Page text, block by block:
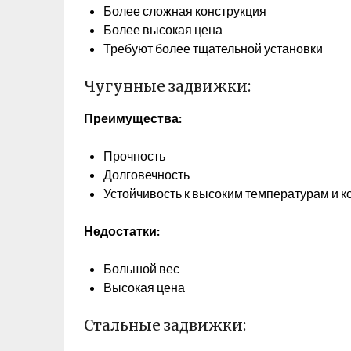
Более сложная конструкция
Более высокая цена
Требуют более тщательной установки
Чугунные задвижки:
Преимущества:
Прочность
Долговечность
Устойчивость к высоким температурам и
Недостатки:
Большой вес
Высокая цена
Стальные задвижки: